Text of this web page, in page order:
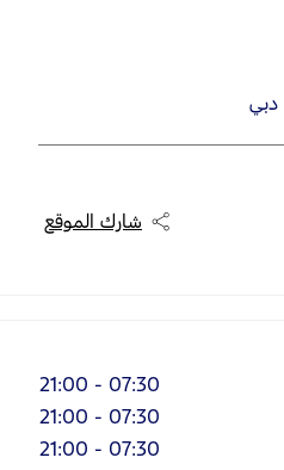
دبي
شارك الموقع
07:30
-
21:00
07:30
-
21:00
07:30
-
21:00